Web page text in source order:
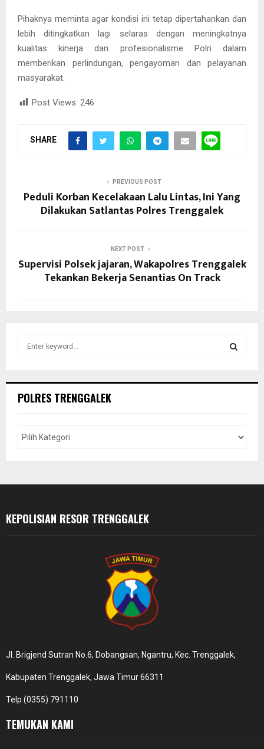
Pihaknya meminta agar kondisi ini tetap dipertahankan dan
lebih ditingkatkan lagi selaras dengan meningkatnya
kualitas kinerja dan profesionalisme Polri dalam
memberikan perlindungan, pengayoman dan pelayanan
masyarakat.
Post Views: 246
SHARE
PREVIOUS POST
Peduli Korban Kecelakaan Lalu Lintas, Ini Yang
Dilakukan Satlantas Polres Trenggalek
NEXT POST
Supervisi Polsek jajaran, Wakapolres Trenggalek
Tekankan Bekerja Senantias On Track
hPOLRES TRENGGALEK
KEPOLISIAN RESOR TRENGGALEK
Jl. Brigjend Sutran No.6, Dobangsan, Ngantru, Kec. Trenggalek,
Kabupaten Trenggalek, Jawa Timur 66311
Telp (0355) 791110
TEMUKAN KAMI